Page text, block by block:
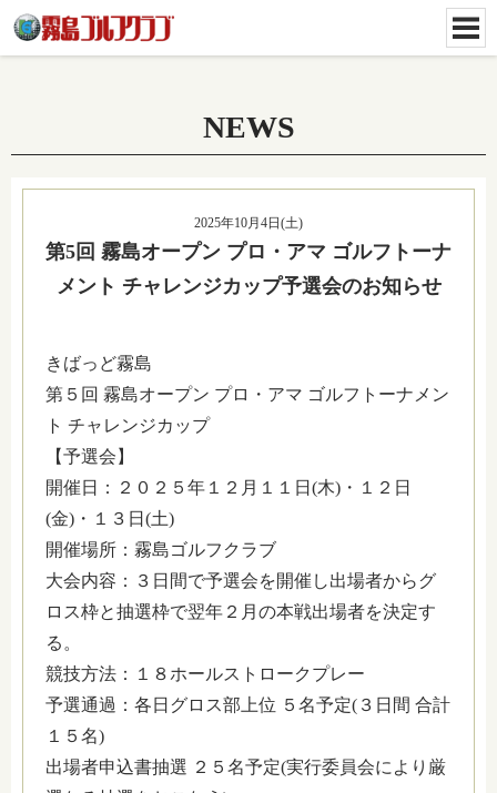
NEWS
2025年10月4日(土)
第5回 霧島オープン プロ・アマ ゴルフトーナ
メント チャレンジカップ予選会のお知らせ
きばっど霧島
第５回 霧島オープン プロ・アマ ゴルフトーナメン
ト チャレンジカップ
【予選会】
開催日：２０２５年１２月１１日(木)・１２日
(金)・１３日(土)
開催場所：霧島ゴルフクラブ
大会内容：３日間で予選会を開催し出場者からグ
ロス枠と抽選枠で翌年２月の本戦出場者を決定す
る。
競技方法：１８ホールストロークプレー
予選通過：各日グロス部上位 ５名予定(３日間 合計
１５名)
出場者申込書抽選 ２５名予定(実行委員会により厳